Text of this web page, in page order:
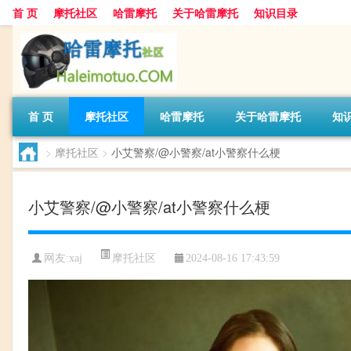
首 页 摩托社区 哈雷摩托 关于哈雷摩托 知识目录
首 页 摩托社区 哈雷摩托 关于哈雷摩托 知
> 摩托社区 > 小艾警察/@小警察/at小警察什么梗
小艾警察/@小警察/at小警察什么梗
网友:xaj 摩托社区 2024-08-16 17:43:59